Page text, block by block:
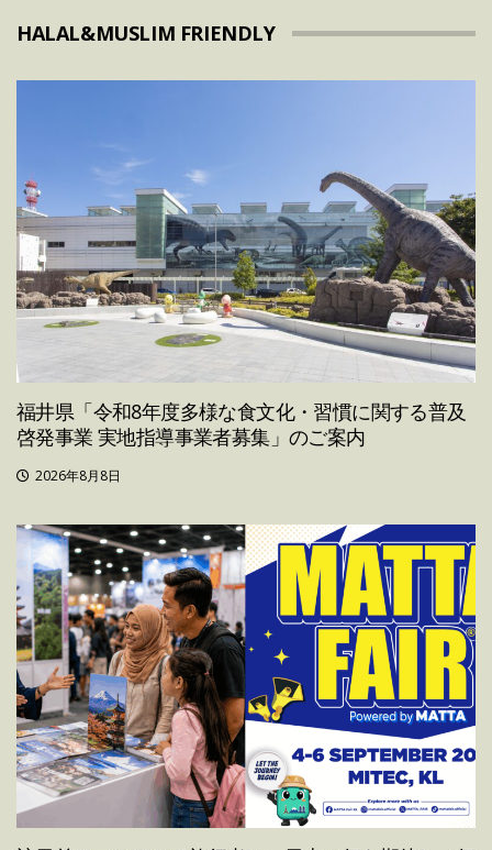
HALAL&MUSLIM FRIENDLY
福井県「令和8年度多様な食文化・習慣に関する普及
啓発事業 実地指導事業者募集」のご案内
2026年8月8日